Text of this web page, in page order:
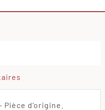
d’origine.